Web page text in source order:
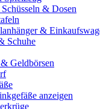
Schüsseln & Dosen
&
Schuhe
Geldbörsen
anzeigen